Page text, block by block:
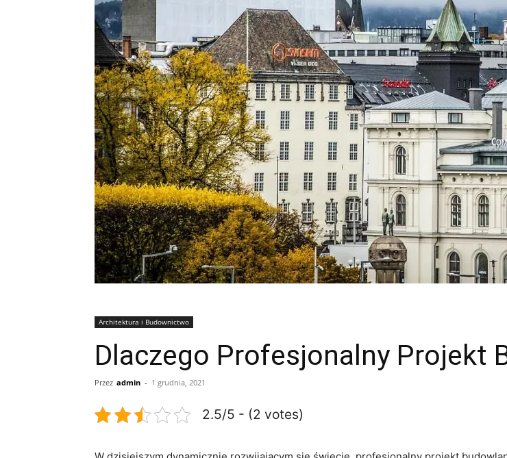
Architektura i Budownictwo
Dlaczego Profesjonalny Projekt
Przez admin - 1 grudnia, 2021
2.5/5 - (2 votes)